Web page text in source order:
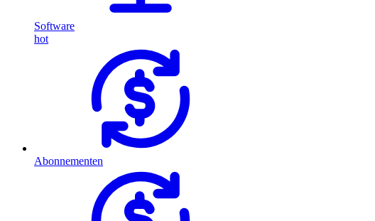
Software
hot
Abonnementen